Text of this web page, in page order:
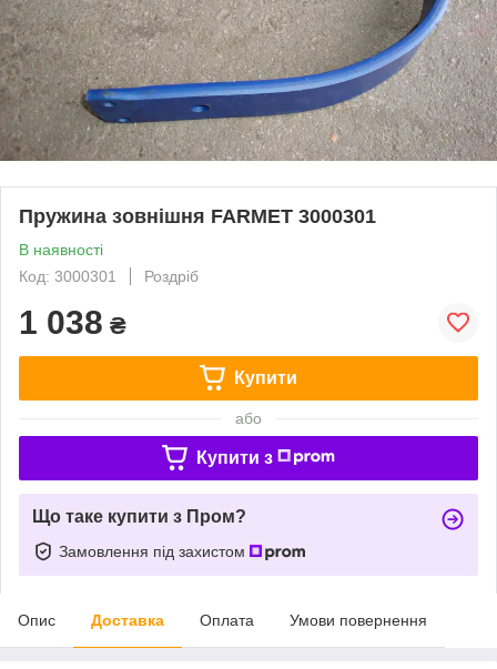
Пружина зовнішня FARMET 3000301
В наявності
Код: 3000301
Роздріб
1 038 ₴
Купити
або
Купити з
Що таке купити з Пром?
Замовлення під захистом
Опис Доставка Оплата Умови повернення